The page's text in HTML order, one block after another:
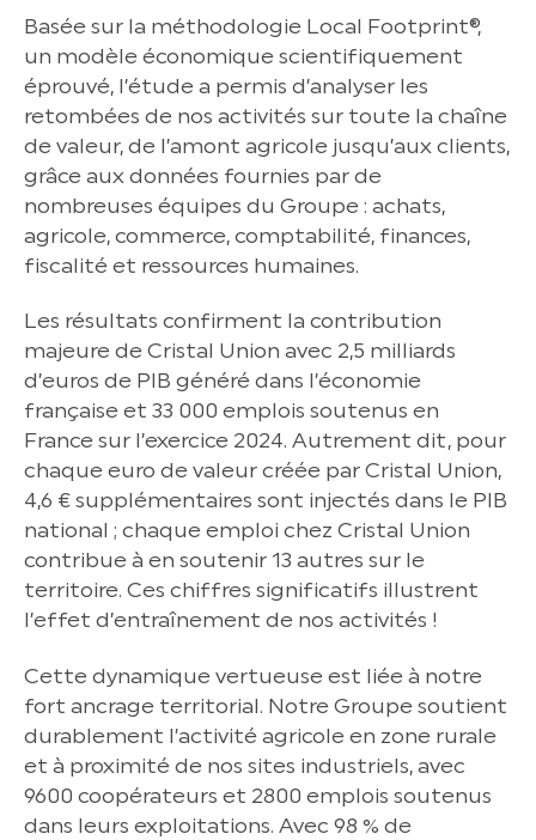
Basée sur la méthodologie Local Footprint®,
un modèle économique scientifiquement
éprouvé, l’étude a permis d’analyser les
retombées de nos activités sur toute la chaîne
de valeur, de l’amont agricole jusqu’aux clients,
grâce aux données fournies par de
nombreuses équipes du Groupe : achats,
agricole, commerce, comptabilité, finances,
fiscalité et ressources humaines.
Les résultats confirment la contribution
majeure de Cristal Union avec 2,5 milliards
d’euros de PIB généré dans l’économie
française et 33 000 emplois soutenus en
France sur l’exercice 2024. Autrement dit, pour
chaque euro de valeur créée par Cristal Union,
4,6 € supplémentaires sont injectés dans le PIB
national ; chaque emploi chez Cristal Union
contribue à en soutenir 13 autres sur le
territoire. Ces chiffres significatifs illustrent
l’effet d’entraînement de nos activités !
Cette dynamique vertueuse est liée à notre
fort ancrage territorial. Notre Groupe soutient
durablement l’activité agricole en zone rurale
et à proximité de nos sites industriels, avec
9600 coopérateurs et 2800 emplois soutenus
dans leurs exploitations. Avec 98 % de